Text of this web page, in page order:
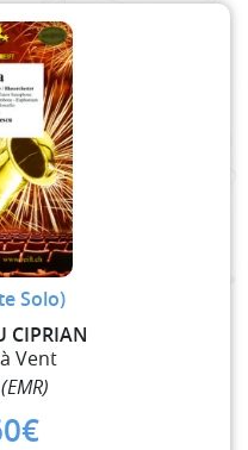
Solo)
CIPRIAN
Vent
€